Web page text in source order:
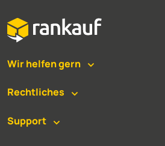
Wir helfen gern
Rechtliches
Support